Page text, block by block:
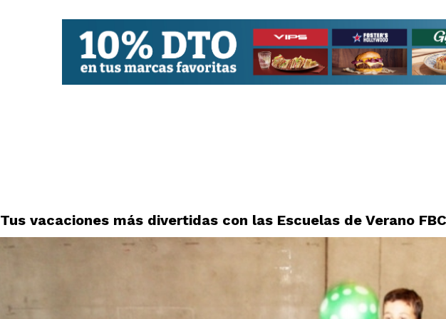
Tus vacaciones más divertidas con las Escuelas de Verano